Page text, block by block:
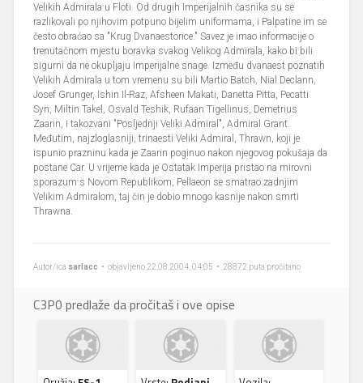
Velikih Admirala u Floti. Od drugih Imperijalnih časnika su se
razlikovali po njihovim potpuno bijelim uniformama, i Palpatine im se
često obraćao sa "Krug Dvanaestorice." Savez je imao informacije o
trenutačnom mjestu boravka svakog Velikog Admirala, kako bi bili
sigurni da ne okupljaju Imperijalne snage. Između dvanaest poznatih
Velikih Admirala u tom vremenu su bili Martio Batch, Nial Declann,
Josef Grunger, Ishin Il-Raz, Afsheen Makati, Danetta Pitta, Pecatti
Syn, Miltin Takel, Osvald Teshik, Rufaan Tigellinus, Demetrius
Zaarin, i takozvani "Posljednji Veliki Admiral", Admiral Grant.
Međutim, najzloglasniji, trinaesti Veliki Admiral, Thrawn, koji je
ispunio prazninu kada je Zaarin poginuo nakon njegovog pokušaja da
postane Car. U vrijeme kada je Ostatak Imperija pristao na mirovni
sporazum s Novom Republikom, Pellaeon se smatrao zadnjim
Velikim Admiralom, taj čin je dobio mnogo kasnije nakon smrti
Thrawna.
Autor/ica sarlacc • objavljeno 22.08.2004, 04:05 • 28872 puta pročitano
C3P0 predlaže da pročitaš i ove opise